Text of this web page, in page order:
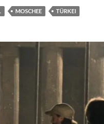
MOSCHEE TÜRKEI